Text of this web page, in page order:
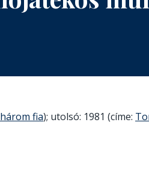
fia); utolsó: 1981 (címe: